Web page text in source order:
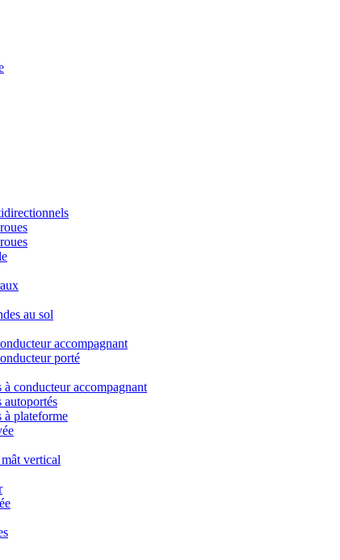
au sol
accompagnant
porté
à conducteur accompagnant
autoportés
à plateforme
vertical